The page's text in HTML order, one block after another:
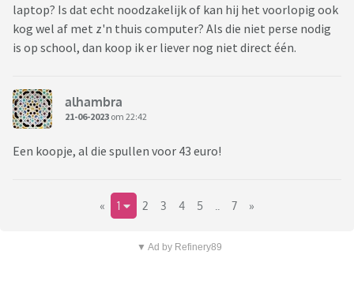
laptop? Is dat echt noodzakelijk of kan hij het voorlopig ook
kog wel af met z'n thuis computer? Als die niet perse nodig
is op school, dan koop ik er liever nog niet direct één.
alhambra
21-06-2023 om 22:42
Een koopje, al die spullen voor 43 euro!
« 1 2 3 4 5 7 »
▼ Ad by Refinery89